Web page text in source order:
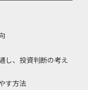
し、投資判断の考え
す方法